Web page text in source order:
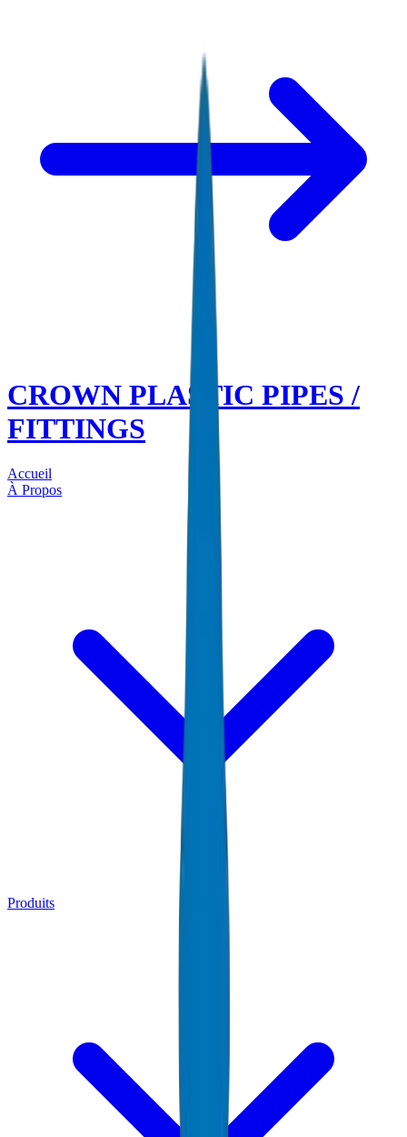
CROWN PLASTIC PIPES /
FITTINGS
Accueil
À Propos
Produits